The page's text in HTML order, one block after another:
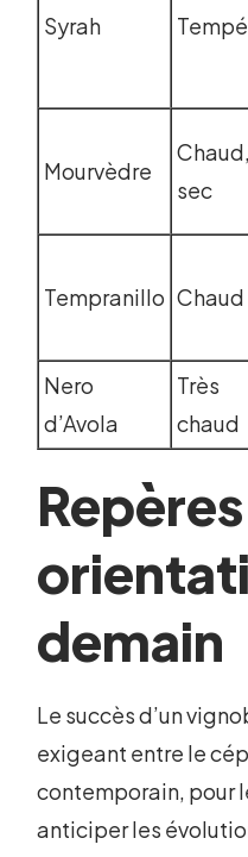
Syrah
Mourvèdre
Chaud,
sec
Tempranillo Chaud
Nero
d’Avola
Très
chaud
demain
Le succès d’un
exigeant entre le
contemporain, pour
anticiper les